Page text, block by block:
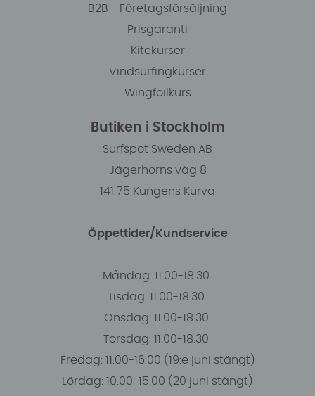
B2B - Företagsförsäljning
Prisgaranti
Kitekurser
Vindsurfingkurser
Wingfoilkurs
Butiken i Stockholm
Surfspot Sweden AB
Jägerhorns väg 8
141 75 Kungens Kurva
Öppettider/Kundservice
Måndag: 11.00-18.30
Tisdag: 11.00-18.30
Onsdag: 11.00-18.30
Torsdag: 11.00-18.30
Fredag: 11.00-16:00 (19:e juni stängt)
Lördag: 10.00-15.00 (20 juni stängt)